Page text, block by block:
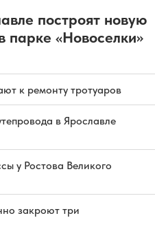
построят новую
парке «Новоселки»
к ремонту тротуаров
в Ярославле
у Ростова Великого
закроют три